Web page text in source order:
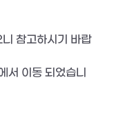
참고하시기 바랍
서 이동 되었습니